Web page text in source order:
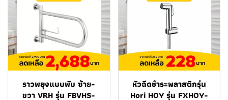
ราวพยุงแบบพับ ซ้าย-
ขวา VRH รุ่น FBVHS-
หัวฉีดชำระพลาสติกรุ่น
Hori HOY รุ่น FXHOY-